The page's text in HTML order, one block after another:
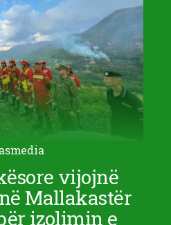
vijojnë
Mallakastër
izolimin e